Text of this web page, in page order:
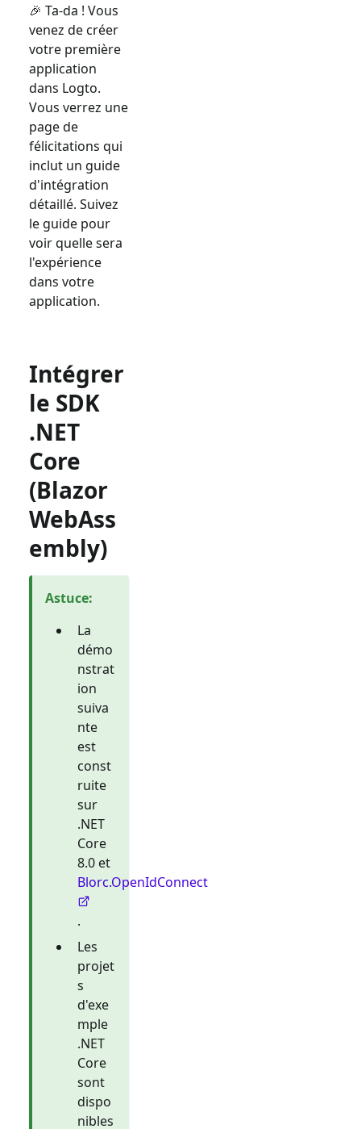
🎉 Ta-da ! Vous
venez de créer
votre première
application
dans Logto.
Vous verrez une
page de
félicitations qui
inclut un guide
d'intégration
détaillé. Suivez
le guide pour
voir quelle sera
l'expérience
dans votre
application.
Intégrer
le SDK
.NET
Core
(Blazor
WebAss
embly)
Astuce:
La
démo
nstrat
ion
suiva
nte
est
const
ruite
sur
.NET
Core
8.0 et
Blorc.OpenIdConnect
.
Les
projet
s
d'exe
mple
.NET
Core
sont
dispo
nibles